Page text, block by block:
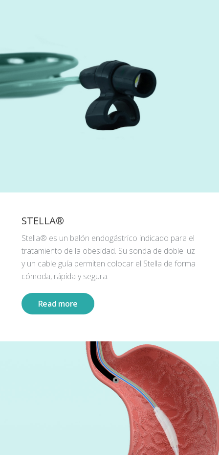
STELLA®
Stella® es un balón endogástrico indicado para el
tratamiento de la obesidad. Su sonda de doble luz
y un cable guía permiten colocar el Stella de forma
cómoda, rápida y segura.
Read more